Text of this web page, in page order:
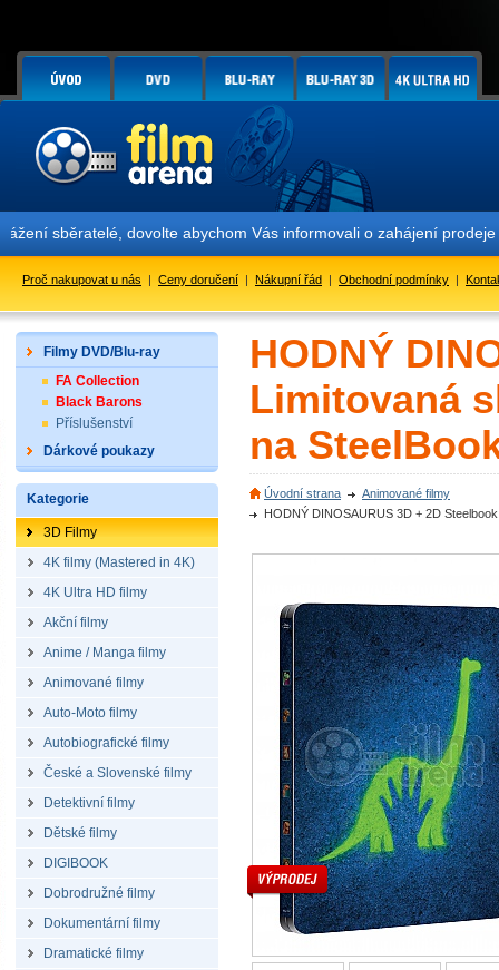
dovolte abychom Vás informovali o zahájení prodeje edic
Proč nakupovat u nás | Ceny doručení | Nákupní řád | Obchodní podmínky |
Filmy DVD/Blu-ray
FA Collection
Black Barons
Příslušenství
Dárkové poukazy
Kategorie
3D Filmy
4K filmy (Mastered in 4K)
4K Ultra HD filmy
Akční filmy
Anime / Manga filmy
Animované filmy
Auto-Moto filmy
Autobiografické filmy
České a Slovenské filmy
Detektivní filmy
Dětské filmy
DIGIBOOK
Dobrodružné filmy
Dokumentární filmy
Dramatické filmy
HODNÝ
Limitovaná
na
Úvodní strana
Animované filmy
HODNÝ DINOSAURUS 3D + 2D